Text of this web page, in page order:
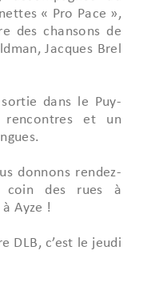
« Pro Pace »,
des chansons de
Jacques Brel
dans le Puy-
rencontres et un
donnons rendez-
coin des rues à
Ayze !
DLB, c’est le jeudi